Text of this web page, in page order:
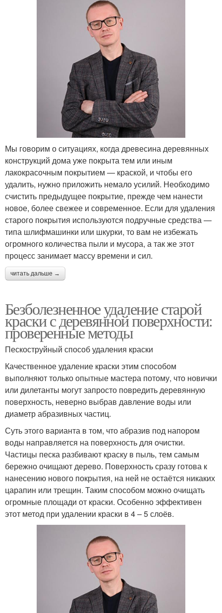
Мы говорим о ситуациях, когда древесина деревянных
конструкций дома уже покрыта тем или иным
лакокрасочным покрытием — краской, и чтобы его
удалить, нужно приложить немало усилий. Необходимо
счистить предыдущее покрытие, прежде чем нанести
новое, более свежее и современное. Если для удаления
старого покрытия используются подручные средства —
типа шлифмашинки или шкурки, то вам не избежать
огромного количества пыли и мусора, а так же этот
процесс занимает массу времени и сил.
читать дальше →
Безболезненное удаление старой
краски с деревянной поверхности:
проверенные методы
Пескоструйный способ удаления краски
Качественное удаление краски этим способом
выполняют только опытные мастера потому, что новички
или дилетанты могут запросто повредить деревянную
поверхность, неверно выбрав давление воды или
диаметр абразивных частиц.
Суть этого варианта в том, что абразив под напором
воды направляется на поверхность для очистки.
Частицы песка разбивают краску в пыль, тем самым
бережно очищают дерево. Поверхность сразу готова к
нанесению нового покрытия, на ней не остаётся никаких
царапин или трещин. Таким способом можно очищать
огромные площади от краски. Особенно эффективен
этот метод при удалении краски в 4 – 5 слоёв.